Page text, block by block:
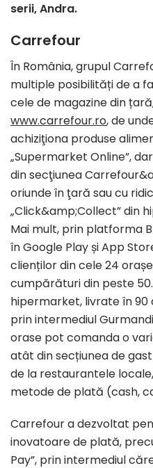
serii, Andra.
Carrefour
În România, grupul
multiple posibilități de a
cele de magazine din
www.carrefour.ro, de
achiziţiona produse
„Supermarket Online”,
din secţiunea
oriunde în ţară sau cu
„Click&amp;Collect” din
Mai mult, prin platforma
în Google Play și App
clienților din cele 24
cumpărături din peste
hipermarket, livrate în 90
prin intermediul
orase pot comanda o
atât din secțiunea de
de la restaurantele
metode de plată (cash,
Carrefour a dezvoltat
inovatoare de plată,
Pay”, prin intermediul